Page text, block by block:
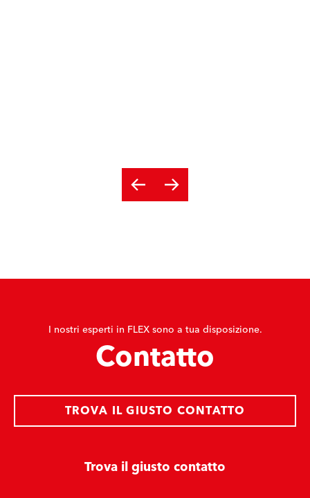
I nostri esperti in FLEX sono a tua disposizione.
Contatto
Trova il giusto contatto
TROVA IL GIUSTO CONTATTO